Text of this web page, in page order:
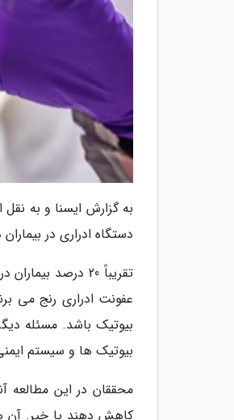
به گزارش ایسنا و به
دستگاه ادراری در
تقریباً 20 درصد
عفونت ادراری رنج می
بیوتیک باشد. مسئله
بیوتیک ها و سیستم
محققان در این مطالعه
کاهش دهند یا خیر. آن